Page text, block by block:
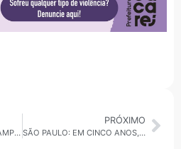
SÃO PAULO: BEBETECAS AMPLIAM ATENDIMENTO À PRIMEIRA INFÂNCIA NOS CEUS DA CAPITAL
PRÓXIMO
SÃO PAULO: EM CINCO ANOS, SERVIÇO DA PREFEITURA LOCALIZA MAIS DE 3,7 MIL PESSOAS DESAPARECIDAS NA CAPITAL